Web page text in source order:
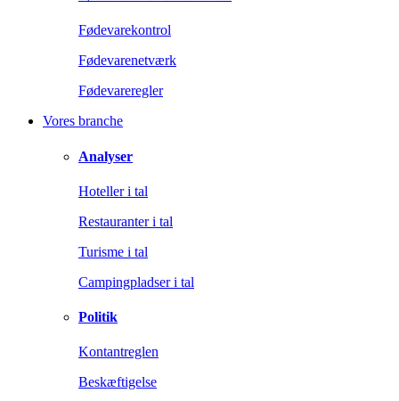
Fødevarekontrol
Fødevarenetværk
Fødevareregler
Vores branche
Analyser
Hoteller i tal
Restauranter i tal
Turisme i tal
Campingpladser i tal
Politik
Kontantreglen
Beskæftigelse